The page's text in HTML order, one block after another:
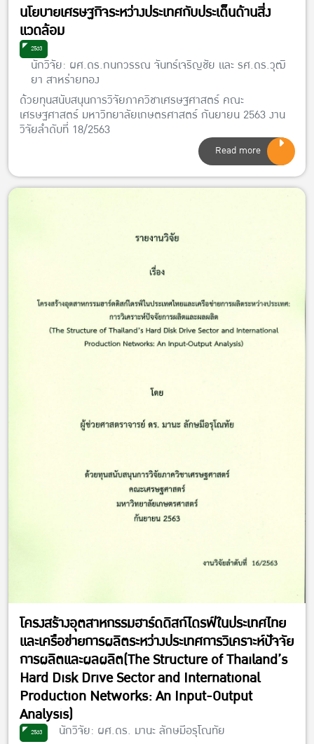
นโยบายเศรษฐกิจระหว่างประเทศกับประเด็นด้านสิ่ง
แวดล้อม
2563
นักวิจัย: ผศ.ดร.กนกวรรณ จันทร์เจริญชัย และ รศ.ดร.วุฒิ
ยา สาหร่ายทอง
ด้วยทุนสนับสนุนการวิจัยภาควิชาเศรษฐศาสตร์ คณะ
เศรษฐศาสตร์ มหาวิทยาลัยเกษตรศาสตร์ กันยายน 2563 งาน
วิจัยลำดับที่ 18/2563
Read more
โครงสร้างอุตสาหกรรมฮาร์ดดิสก์ไดรฟ์ในประเทศไทย
และเครือข่ายการผลิตระหว่างประเทศการวิเคราะห์ปัจจัย
การผลิตและผลผลิต(The Structure of Thailand’s
Hard Disk Drive Sector and International
Production Networks: An Input-Output
Analysis)
2563
นักวิจัย: ผศ.ดร. มานะ ลักษมีอรุโณทัย